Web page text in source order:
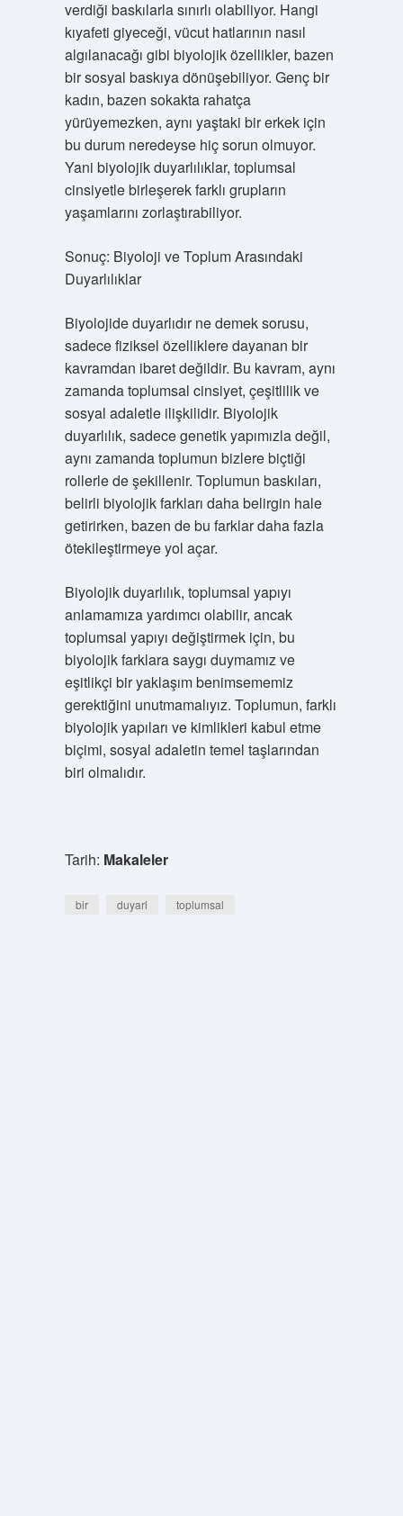
verdiği baskılarla sınırlı olabiliyor. Hangi
kıyafeti giyeceği, vücut hatlarının nasıl
algılanacağı gibi biyolojik özellikler, bazen
bir sosyal baskıya dönüşebiliyor. Genç bir
kadın, bazen sokakta rahatça
yürüyemezken, aynı yaştaki bir erkek için
bu durum neredeyse hiç sorun olmuyor.
Yani biyolojik duyarlılıklar, toplumsal
cinsiyetle birleşerek farklı grupların
yaşamlarını zorlaştırabiliyor.
Sonuç: Biyoloji ve Toplum Arasındaki
Duyarlılıklar
Biyolojide duyarlıdır ne demek sorusu,
sadece fiziksel özelliklere dayanan bir
kavramdan ibaret değildir. Bu kavram, aynı
zamanda toplumsal cinsiyet, çeşitlilik ve
sosyal adaletle ilişkilidir. Biyolojik
duyarlılık, sadece genetik yapımızla değil,
aynı zamanda toplumun bizlere biçtiği
rollerle de şekillenir. Toplumun baskıları,
belirli biyolojik farkları daha belirgin hale
getirirken, bazen de bu farklar daha fazla
ötekileştirmeye yol açar.
Biyolojik duyarlılık, toplumsal yapıyı
anlamamıza yardımcı olabilir, ancak
toplumsal yapıyı değiştirmek için, bu
biyolojik farklara saygı duymamız ve
eşitlikçi bir yaklaşım benimsememiz
gerektiğini unutmamalıyız. Toplumun, farklı
biyolojik yapıları ve kimlikleri kabul etme
biçimi, sosyal adaletin temel taşlarından
biri olmalıdır.
Tarih: Makaleler
bir duyarl toplumsal